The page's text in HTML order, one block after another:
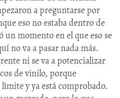
a preguntarse por
eso no estaba dentro de
un momento en el que eso se
no va a pasar nada más.
ni se va a potencializar
de vinilo, porque
y ya está comprobado.